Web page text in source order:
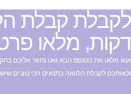
קבלת
מלאו
מלאו את הטופס הבא ואנו נחזור אליכם
לקבלת הלוואה בתנאים הכי טובים שיש!